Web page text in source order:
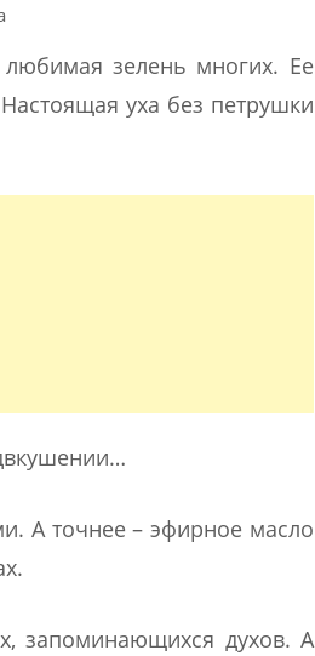
зелень многих. Ее
уха без петрушки
А точнее – эфирное масло
запоминающихся духов. А